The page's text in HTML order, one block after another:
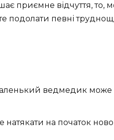
приємне відчуття,
подолати певні
ведмедик може
натякати на початок